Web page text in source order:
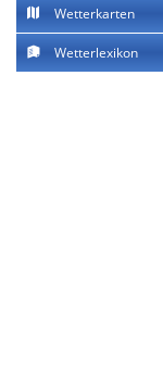
Wetterkarten
Wetterlexikon